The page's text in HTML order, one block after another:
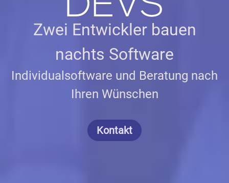
Zwei Entwickler bauen
nachts Software
Individualsoftware und Beratung nach
Ihren Wünschen
Kontakt